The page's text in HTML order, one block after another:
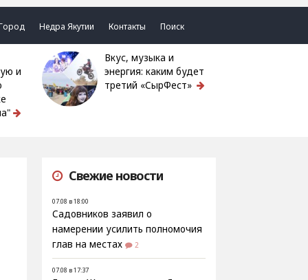
Недра Якутии Контакты Поиск
и
Вкус, музыка и
энергия: каким будет
третий «СырФест»
Свежие новости
07.08 в 18:00
Садовников заявил о
намерении усилить полномочия
глав на местах
2
07.08 в 17:37